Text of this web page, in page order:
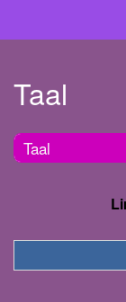
Taal
Taal